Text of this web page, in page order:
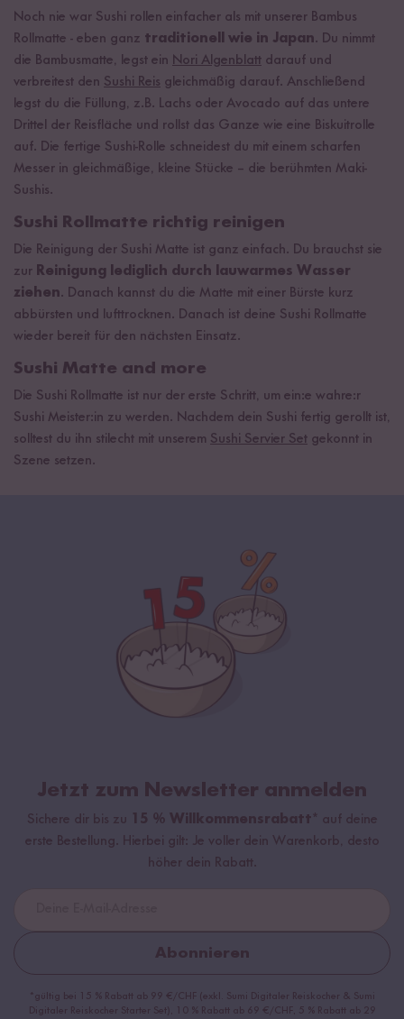
Noch nie war Sushi rollen einfacher als mit unserer Bambus
Rollmatte - eben ganz traditionell wie in Japan. Du nimmt
die Bambusmatte, legst ein Nori Algenblatt darauf und
verbreitest den Sushi Reis gleichmäßig darauf. Anschließend
legst du die Füllung, z.B. Lachs oder Avocado auf das untere
Drittel der Reisfläche und rollst das Ganze wie eine Biskuitrolle
auf. Die fertige Sushi-Rolle schneidest du mit einem scharfen
Messer in gleichmäßige, kleine Stücke – die berühmten Maki-
Sushis.
Sushi Rollmatte richtig reinigen
Die Reinigung der Sushi Matte ist ganz einfach. Du brauchst sie
zur Reinigung lediglich durch lauwarmes Wasser
ziehen. Danach kannst du die Matte mit einer Bürste kurz
abbürsten und lufttrocknen. Danach ist deine Sushi Rollmatte
wieder bereit für den nächsten Einsatz.
Sushi Matte and more
Die Sushi Rollmatte ist nur der erste Schritt, um ein:e wahre:r
Sushi Meister:in zu werden. Nachdem dein Sushi fertig gerollt ist,
solltest du ihn stilecht mit unserem Sushi Servier Set gekonnt in
Szene setzen.
Jetzt zum Newsletter anmelden
Sichere dir bis zu 15 % Willkommensrabatt* auf deine
erste Bestellung. Hierbei gilt: Je voller dein Warenkorb, desto
höher dein Rabatt.
Abonnieren
*gültig bei 15 % Rabatt ab 99 €/CHF (exkl. Sumi Digitaler Reiskocher & Sumi
Digitaler Reiskocher Starter Set), 10 % Rabatt ab 69 €/CHF, 5 % Rabatt ab 29